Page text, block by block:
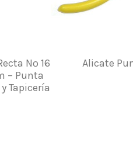
Nº 16
– Punta
Tapicería
Alicate